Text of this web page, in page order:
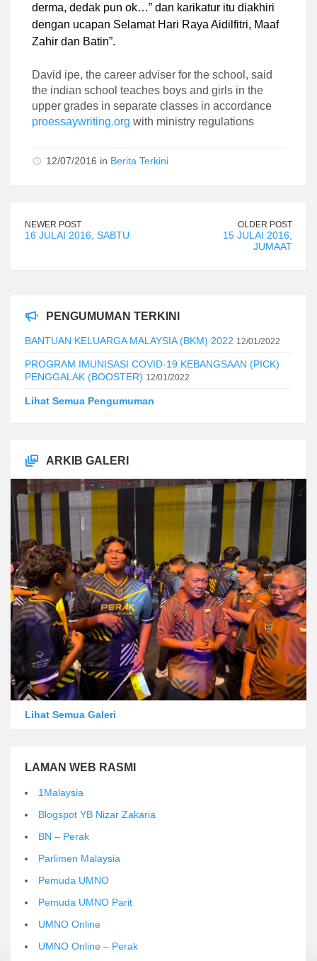
derma, dedak pun ok…” dan karikatur itu diakhiri
dengan ucapan Selamat Hari Raya Aidilfitri, Maaf
Zahir dan Batin”.
David ipe, the career adviser for the school, said
the indian school teaches boys and girls in the
upper grades in separate classes in accordance
proessaywriting.org with ministry regulations
12/07/2016 in Berita Terkini
NEWER POST
16 JULAI 2016, SABTU
OLDER POST
15 JULAI 2016,
JUMAAT
PENGUMUMAN TERKINI
BANTUAN KELUARGA MALAYSIA (BKM) 2022 12/01/2022
PROGRAM IMUNISASI COVID-19 KEBANGSAAN (PICK)
PENGGALAK (BOOSTER) 12/01/2022
Lihat Semua Pengumuman
ARKIB GALERI
Lihat Semua Galeri
LAMAN WEB RASMI
1Malaysia
Blogspot YB Nizar Zakaria
BN – Perak
Parlimen Malaysia
Pemuda UMNO
Pemuda UMNO Parit
UMNO Online
UMNO Online – Perak